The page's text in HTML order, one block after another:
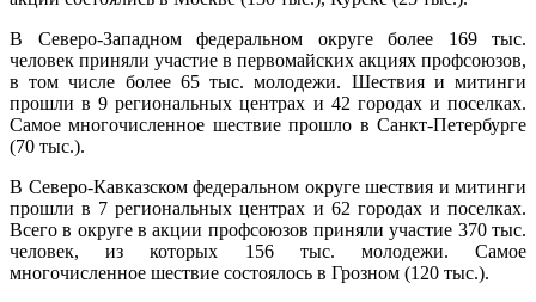
В Северо-Западном федеральном округе более 169 тыс.
человек приняли участие в первомайских акциях профсоюзов,
в том числе более 65 тыс. молодежи. Шествия и митинги
прошли в 9 региональных центрах и 42 городах и поселках.
Самое многочисленное шествие прошло в Санкт-Петербурге
(70 тыс.).
В Северо-Кавказском федеральном округе шествия и митинги
прошли в 7 региональных центрах и 62 городах и поселках.
Всего в округе в акции профсоюзов приняли участие 370 тыс.
человек, из которых 156 тыс. молодежи. Самое
многочисленное шествие состоялось в Грозном (120 тыс.).